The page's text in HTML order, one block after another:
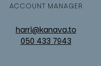
AC­COUNT MA­NA­GER
harri@kanava.to
050 433 7943